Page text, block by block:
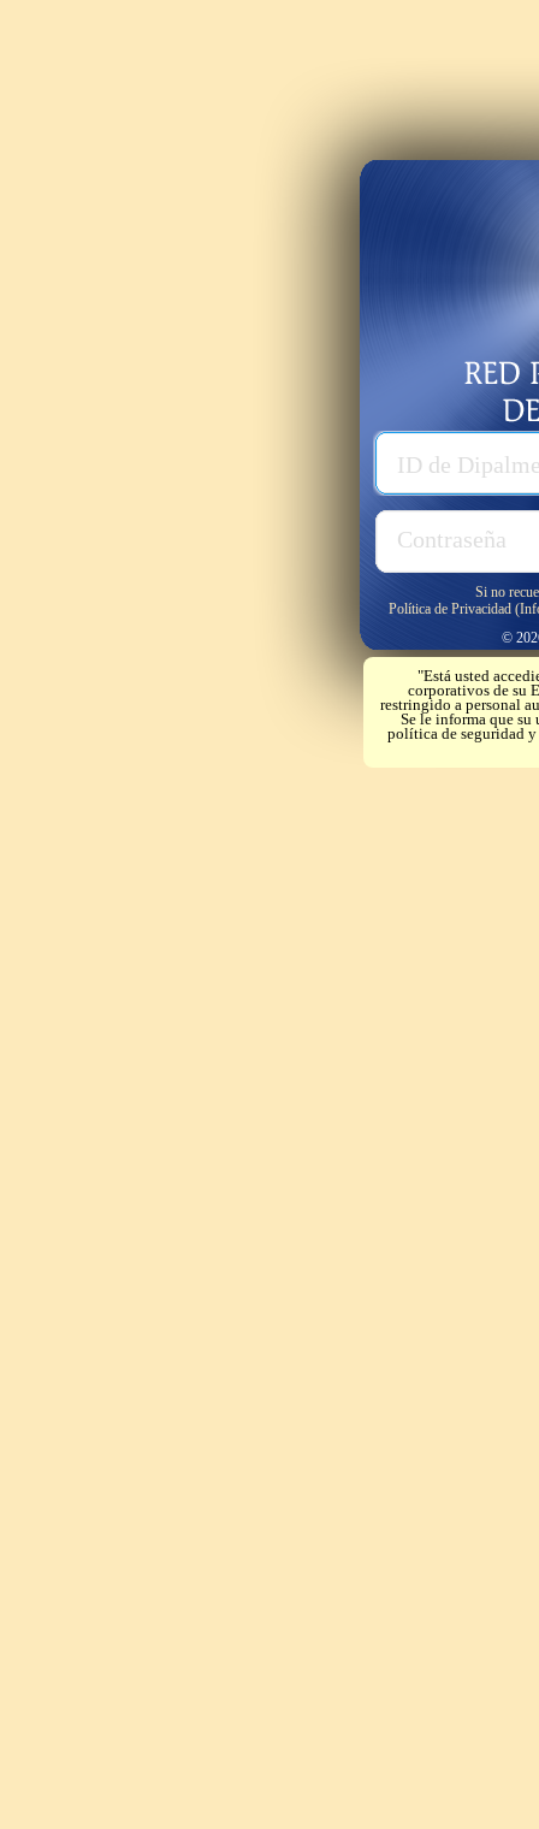
ID de
Contraseña
Usuario
Password
Si no
Política de Privacidad
©
"Está usted
corporativos de su
restringido a personal
Se le informa que su
política de seguridad y